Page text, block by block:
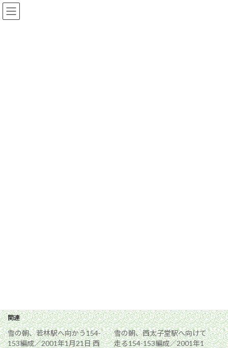
コ
ン
ナ
ビ
関連
雪の朝、若林駅へ向かう154-
153編成／2001年1月21日 西
雪の朝、西太子堂駅へ向けて
走る154-153編成／2001年1